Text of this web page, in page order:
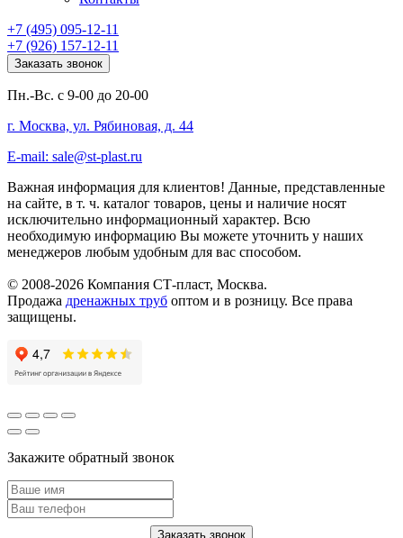
+7 (495) 095-12-11
+7 (926) 157-12-11
Заказать звонок
Пн.-Вс. с 9-00 до 20-00
г. Москва, ул. Рябиновая, д. 44
E-mail: sale@st-plast.ru
Важная информация для клиентов! Данные, представленные
на сайте, в т. ч. каталог товаров, цены и наличие носят
исключительно информационный характер. Всю
необходимую информацию Вы можете уточнить у наших
менеджеров любым удобным для вас способом.
© 2008-2026 Компания СТ-пласт, Москва.
Продажа дренажных труб оптом и в розницу. Все права
защищены.
Закажите обратный звонок